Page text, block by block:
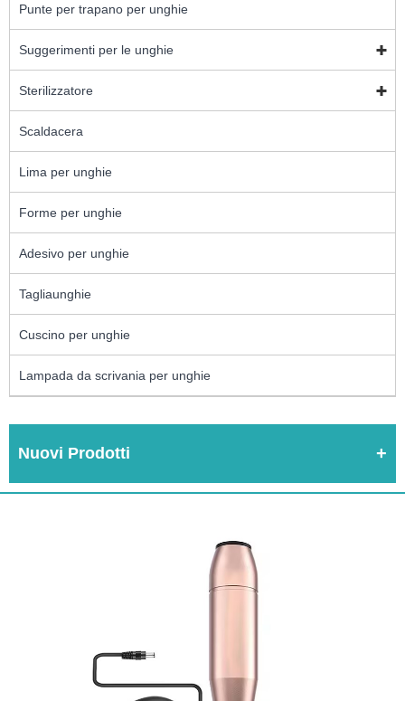
Punte per trapano per unghie
Suggerimenti per le unghie
Sterilizzatore
Scaldacera
Lima per unghie
Forme per unghie
Adesivo per unghie
Tagliaunghie
Cuscino per unghie
Lampada da scrivania per unghie
Nuovi Prodotti